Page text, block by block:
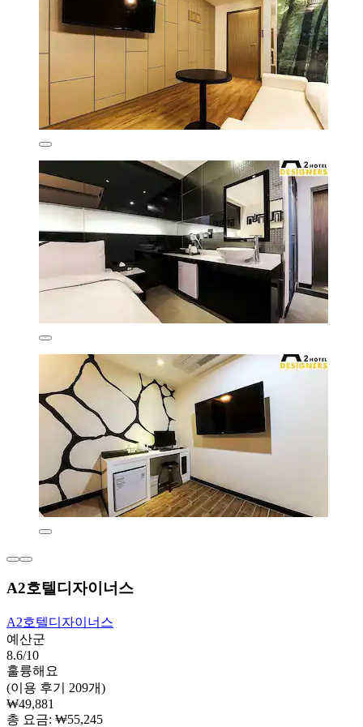
A2호텔디자이너스
A2호텔디자이너스
예산군
8.6/10
훌륭해요
(이용 후기 209개)
₩49,881
총 요금: ₩55,245